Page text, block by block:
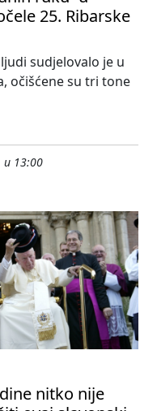
25. Ribarske
sudjelovalo je u
očišćene su tri tone
u 13:00
nitko nije